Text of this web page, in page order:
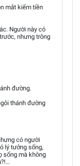
mắt kiếm tiền
Người này có
nhưng trông
đường.
thánh đường
có người
lý tưởng sống,
sống mà không